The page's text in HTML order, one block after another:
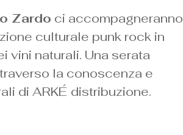
Zardo ci accompagneranno
culturale punk rock in
vini naturali. Una serata
la conoscenza e
di ARKÉ distribuzione.